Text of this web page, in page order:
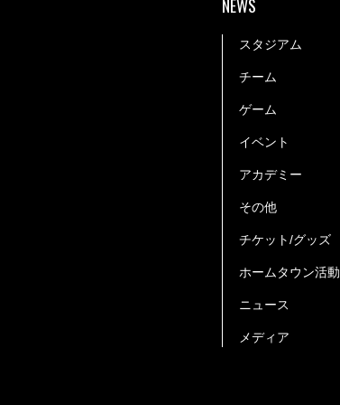
NEWS
スタジアム
チーム
ゲーム
イベント
アカデミー
その他
チケット/グッズ
ホームタウン活動
ニュース
メディア